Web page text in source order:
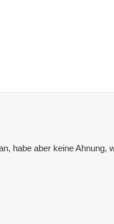
habe aber keine Ahnung,